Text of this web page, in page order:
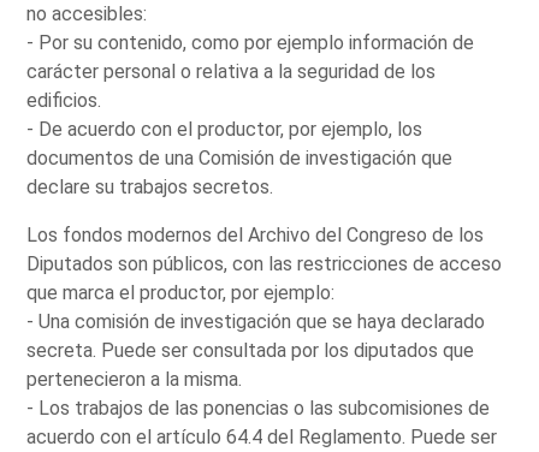
no accesibles:
- Por su contenido, como por ejemplo información de
carácter personal o relativa a la seguridad de los
edificios.
- De acuerdo con el productor, por ejemplo, los
documentos de una Comisión de investigación que
declare su trabajos secretos.
Los fondos modernos del Archivo del Congreso de los
Diputados son públicos, con las restricciones de acceso
que marca el productor, por ejemplo:
- Una comisión de investigación que se haya declarado
secreta. Puede ser consultada por los diputados que
pertenecieron a la misma.
- Los trabajos de las ponencias o las subcomisiones de
acuerdo con el artículo 64.4 del Reglamento. Puede ser